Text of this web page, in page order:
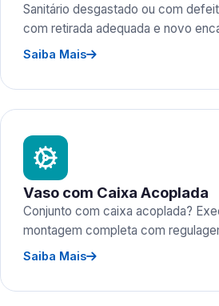
Sanitário desgastado ou com
com retirada adequada e novo
Saiba Mais
Vaso com Caixa Acoplada
Conjunto com caixa acoplada?
montagem completa com
Saiba Mais